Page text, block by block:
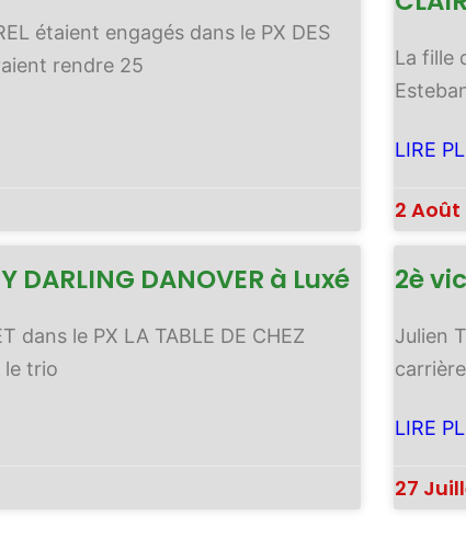
étaient engagés dans le PX DES
rendre 25
La fille
LIRE
2 Août
DARLING DANOVER à Luxé
dans le PX LA TABLE DE CHEZ
le trio
2è
Julien
LIRE
27